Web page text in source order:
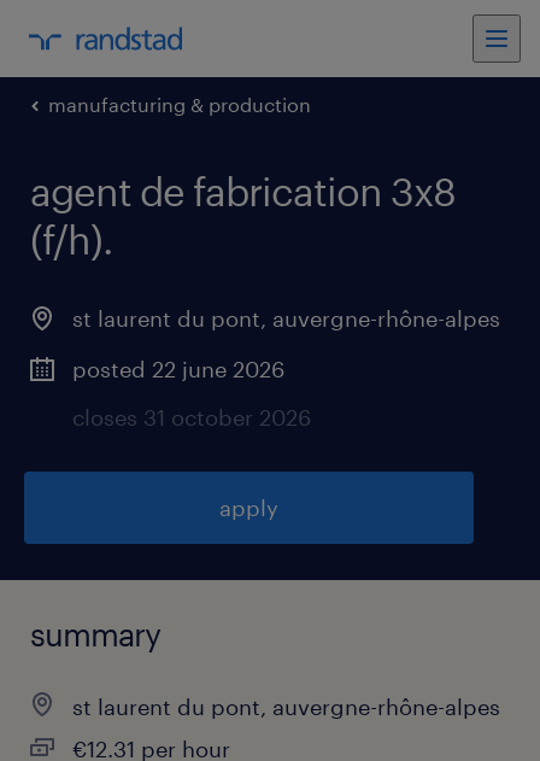
manufacturing & production
agent de fabrication 3x8
(f/h).
st laurent du pont, auvergne-rhône-alpes
posted 22 june 2026
closes 31 october 2026
apply
summary
st laurent du pont, auvergne-rhône-alpes
€12.31 per hour